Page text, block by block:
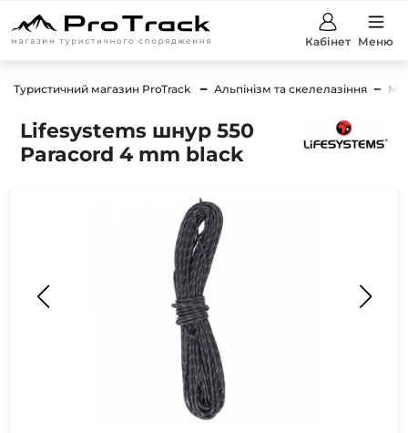
Кабінет Меню
Туристичний магазин ProTrack Альпінізм та скелелазіння
Lifesystems шнур 550
Paracord 4 mm black